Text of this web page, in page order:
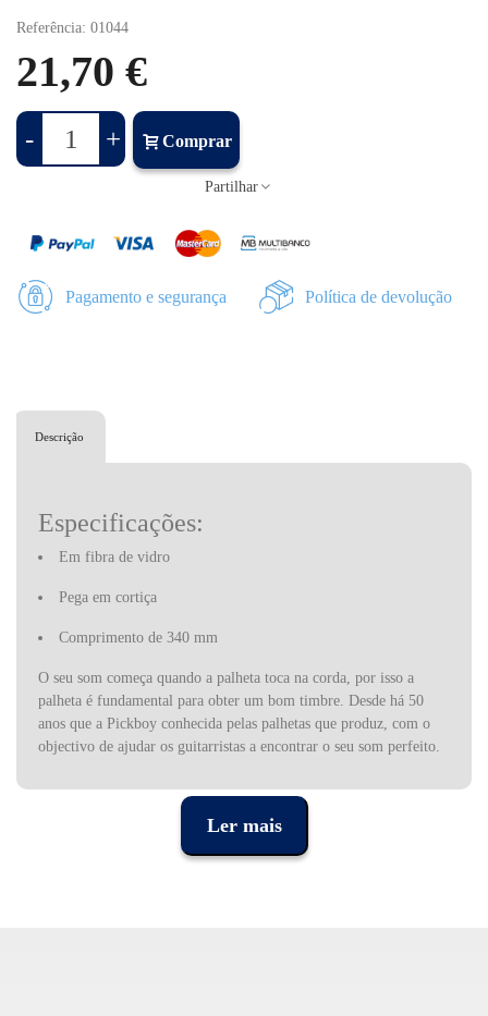
Referência: 01044
21,70 €
- + Comprar
Partilhar
Pagamento e segurança Política de devolução
Descrição
Especificações:
Em fibra de vidro
Pega em cortiça
Comprimento de 340 mm
O seu som começa quando a palheta toca na corda, por isso a
palheta é fundamental para obter um bom timbre. Desde há 50
anos que a Pickboy conhecida pelas palhetas que produz, com o
objectivo de ajudar os guitarristas a encontrar o seu som perfeito.
Shoji Nakano às recém-lançadas palhetas PEI e Fibertex, a
Pickboy lidera a indústria de palhetas de guitarra, materiais e
depender da Pickboy para obter o seu som, incluindo Ritchie
Ler mais